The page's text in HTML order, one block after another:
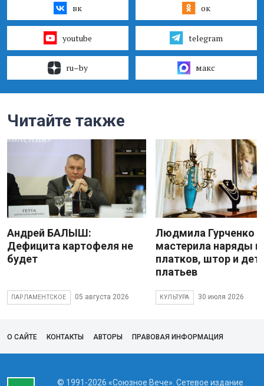
вк ок
youtube telegram
ru–by макс
Читайте также
Андрей БАЛЫШ:
Дефицита картофеля не
будет
ПАРЛАМЕНТСКОЕ 05 августа 2026
Людмила Гурченко
мастерила наряды
платков, штор и
платьев
КУЛЬТУРА 30 июля 2026
О САЙТЕ КОНТАКТЫ АВТОРЫ ПРАВОВАЯ ИНФОРМАЦИЯ
© 1991-2026 «Союзное Вече». Сетевое издание